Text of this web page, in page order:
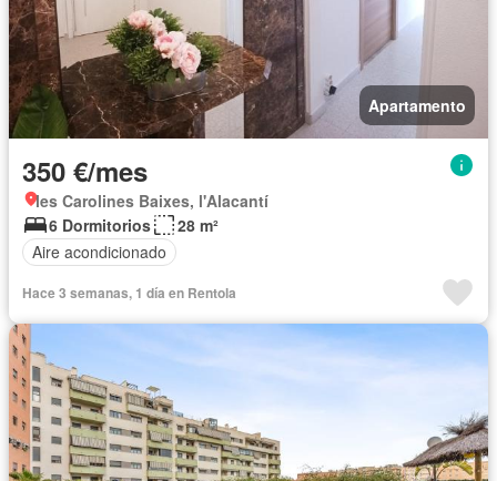
Apartamento
350 €/mes
les Carolines Baixes, l'Alacantí
6 Dormitorios
28 m²
Aire acondicionado
Hace 3 semanas, 1 día en Rentola